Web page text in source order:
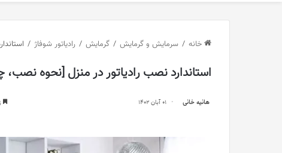
خانه / سرمایش و گرمایش / گرمایش / رادیاتور شوفاژ /
استاندارد نصب رادیاتور در منزل [نحوه
هانیه خانی 01 آبان 1402